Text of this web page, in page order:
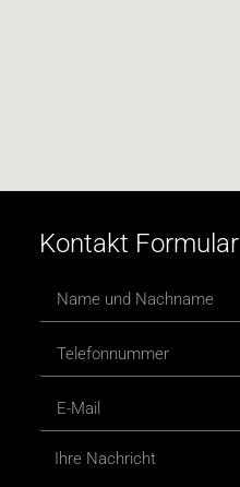
Kontakt Formular